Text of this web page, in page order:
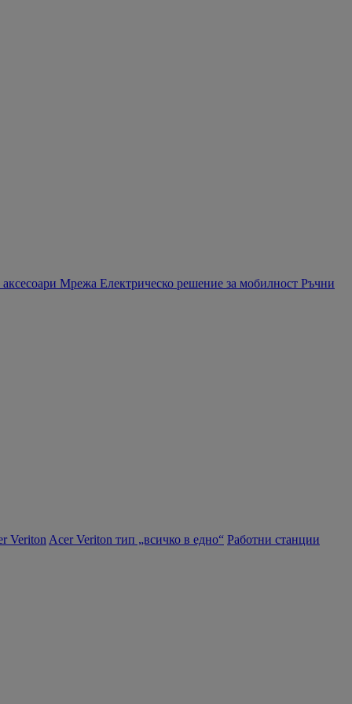
Мрежа Електрическо решение за мобилност Ръчни
Veriton Acer Veriton тип „всичко в едно“ Работни станции